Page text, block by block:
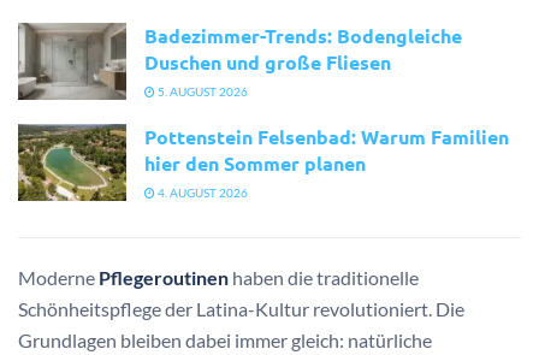
Badezimmer-Trends: Bodengleiche
Duschen und große Fliesen
5. AUGUST 2026
Pottenstein Felsenbad: Warum Familien
hier den Sommer planen
4. AUGUST 2026
Moderne Pflegeroutinen haben die traditionelle
Schönheitspflege der Latina-Kultur revolutioniert. Die
Grundlagen bleiben dabei immer gleich: natürliche